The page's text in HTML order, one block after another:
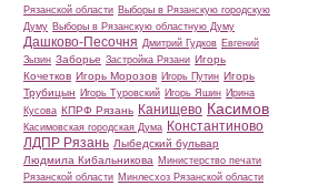
Рязанской области Выборы в Рязанскую городскую
Думу Выборы в Рязанскую областную Думу
Дашково-Песочня Дмитрий Гудков Евгений
Зызин Заборье Застройка Рязани Игорь
Кочетков Игорь Морозов Игорь Путин Игорь
Трубицын Игорь Туровский Игорь Яшин Ирина
Кусова КПРФ Рязань Канищево Касимов
Касимовская городская Дума Константиново
ЛДПР Рязань Лыбедский бульвар
Людмила Кибальникова Министерство печати
Рязанской области Минлесхоз Рязанской области